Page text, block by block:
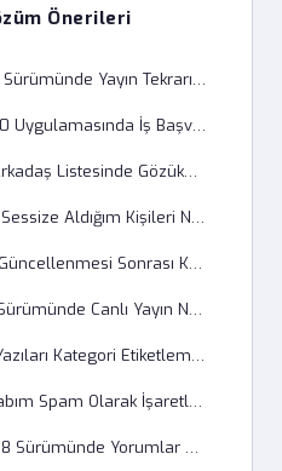
Önerileri
Twitch 24.13.0 Sürümünde Yayın Tekrarı Neden İzlenmiyor?
LinkedIn 3.24.0 Uygulamasında İş Başvurusu Bildirimi Nasıl Ayarlanır?
Snapchat'te Arkadaş Listesinde Gözükmeyen Kişiler Nasıl Geri Eklenir?
Instagram'da Sessize Aldığım Kişileri Nasıl Geri Açarım?
TikTok 36.5.0 Güncellenmesi Sonrası Keşfet Neden Sıfırlandı?
TikTok 34.2.0 Sürümünde Canlı Yayın Neden Başlatılmıyor?
Tumblr Blog Yazıları Kategori Etiketleme Özelliği Neden Yok?
Pinterest Hesabım Spam Olarak İşaretlendi, İtiraz Edebilir Miyim?
Reddit 2024.38 Sürümünde Yorumlar Neden Görüntülenemiyor?